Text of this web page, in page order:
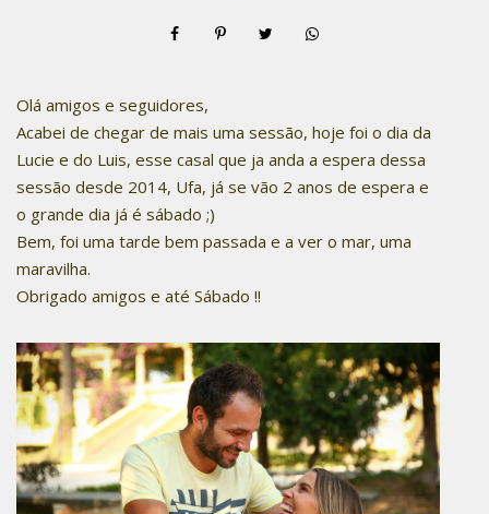
Olá amigos e seguidores,
Acabei de chegar de mais uma sessão, hoje foi o dia da
Lucie e do Luis, esse casal que ja anda a espera dessa
sessão desde 2014, Ufa, já se vão 2 anos de espera e
o grande dia já é sábado ;)
Bem, foi uma tarde bem passada e a ver o mar, uma
maravilha.
Obrigado amigos e até Sábado !!